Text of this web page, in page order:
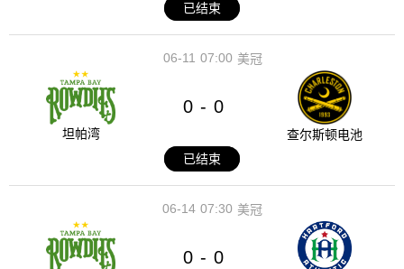
已结束
07:00
06-11 美冠
坦帕湾
0 - 0
查尔斯顿电池
已结束
07:30
06-14 美冠
0 - 0